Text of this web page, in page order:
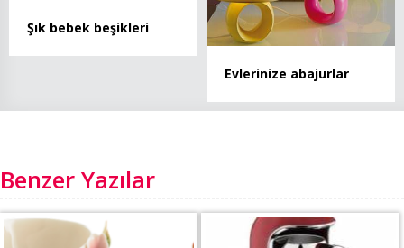
Şık bebek beşikleri
Evlerinize abajurlar
Benzer Yazılar